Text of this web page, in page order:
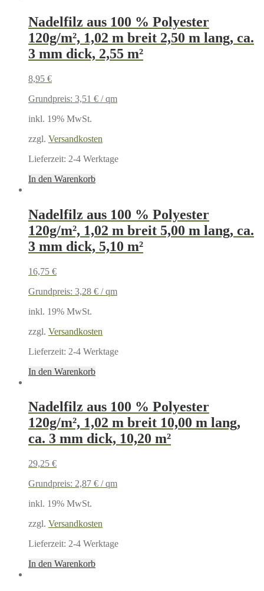
Nadelfilz aus 100 % Polyester
120g/m², 1,02 m breit 2,50 m lang, ca.
3 mm dick, 2,55 m²
8,95 €
Grundpreis: 3,51 € /qm
inkl. 19% MwSt.
zzgl. Versandkosten
Lieferzeit: 2-4 Werktage
In den Warenkorb
Nadelfilz aus 100 % Polyester
120g/m², 1,02 m breit 5,00 m lang, ca.
3 mm dick, 5,10 m²
16,75 €
Grundpreis: 3,28 € /qm
inkl. 19% MwSt.
zzgl. Versandkosten
Lieferzeit: 2-4 Werktage
In den Warenkorb
Nadelfilz aus 100 % Polyester
120g/m², 1,02 m breit 10,00 m lang,
ca. 3 mm dick, 10,20 m²
29,25 €
Grundpreis: 2,87 € /qm
inkl. 19% MwSt.
zzgl. Versandkosten
Lieferzeit: 2-4 Werktage
In den Warenkorb